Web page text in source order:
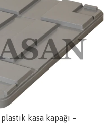
kasa kapağı –